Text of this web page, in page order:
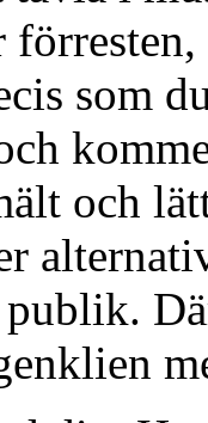
som
och